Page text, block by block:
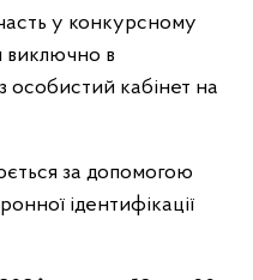
у конкурсному
виключно в
особистий кабінет на
за допомогою
ідентифікації